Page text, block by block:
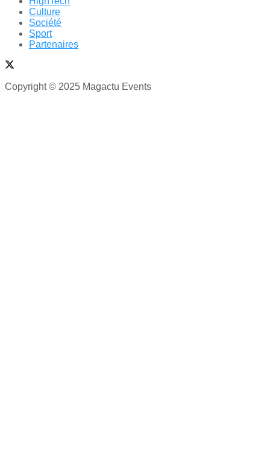
Culture
Société
Sport
Partenaires
Copyright © 2025 Magactu Events